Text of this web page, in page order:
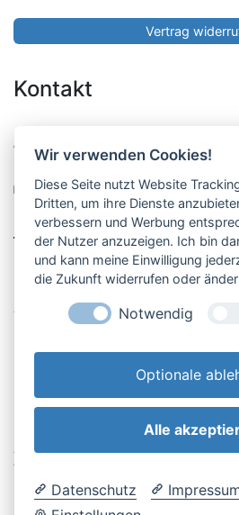
Vertrag
Kontakt
Pucher Straße 10,
08141-12269
shop@englschalk.de
Öffnungszeiten
Anfahrt & Kontakt
Retouren-Portal
AGB & Kundeninfo
Widerrufsbelehrung
Datenschutzerklärung
Wir verwenden Cookies!
Diese Seite nutzt Website
Dritten, um ihre Dienste
verbessern und Werbung
der Nutzer anzuzeigen. Ich bin
und kann meine Einwilligung
die Zukunft widerrufen oder
Notwendig
Optionale
Alle
Datenschutz